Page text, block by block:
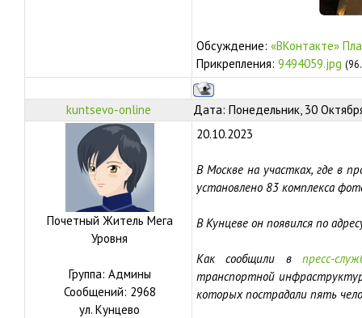
Обсуждение: «ВКонтакте»
Прикрепления: 9494059.jpg
kuntsevo-online Дата: Понедельник, 30
Почетный Житель Мега
Уровня
Группа: Админы
Сообщений: 2968
ул. Кунцево
20.10.2023
В Москве на участках, где в
установлено 83 комплекса
В Кунцеве он появился по
Как сообщили впресс-
транспортной
которых пострадали пять